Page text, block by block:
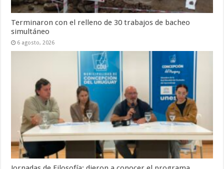
Terminaron con el relleno de 30 trabajos de bacheo
simultáneo
6 agosto, 2026